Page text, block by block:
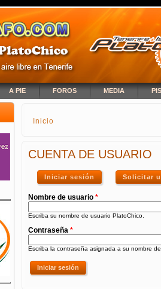
A PIE FOROS MEDIA
SE ENCUENTRA USTED
Inicio
CUENTA DE USUARIO
Iniciar sesión (solapa activa)
Solicitar
Nombre de usuario *
Escriba su nombre de usuario PlatoChico.
Contraseña *
Escriba la contraseña asignada a su nombre